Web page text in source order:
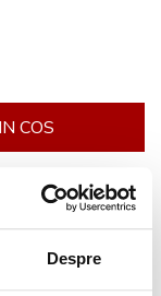
Despre
COS